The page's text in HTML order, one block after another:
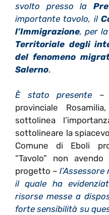
svolto presso la
importante tavolo, il
l’Immigrazione, per
Territoriale degli
del fenomeno
Salerno.
È stato presente –
provinciale
sottolinea
sottolineare la
Comune di Eboli
“Tavolo” non
progetto –l’Assessore
il quale ha
risorse messe a
forte sensibilità su